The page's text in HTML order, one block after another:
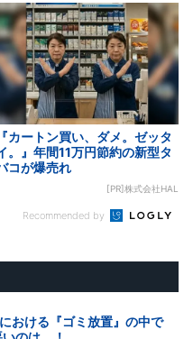
『カートン買い、ダメ。ゼッタ
。』年間11万円節約の新型タ
コが爆売れ
[PR]株式会社HAL
Recommended by
おける『ゴミ放置』の中で